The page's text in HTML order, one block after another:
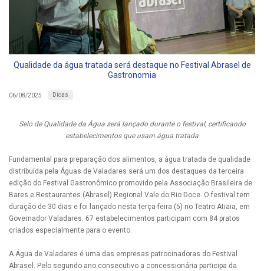
Qualidade da água tratada será destaque no Festival Abrasel de
Gastronomia
06/08/2025 Dicas
Selo de Qualidade da Água será lançado durante o festival, certificando
estabelecimentos que usam água tratada
Fundamental para preparação dos alimentos, a água tratada de qualidade
distribuída pela Águas de Valadares será um dos destaques da terceira
edição do Festival Gastronômico promovido pela Associação Brasileira de
Bares e Restaurantes (Abrasel) Regional Vale do Rio Doce. O festival tem
duração de 30 dias e foi lançado nesta terça-feira (5) no Teatro Atiaia, em
Governador Valadares. 67 estabelecimentos participam com 84 pratos
criados especialmente para o evento.
A Água de Valadares é uma das empresas patrocinadoras do Festival
Abrasel. Pelo segundo ano consecutivo a concessionária participa da